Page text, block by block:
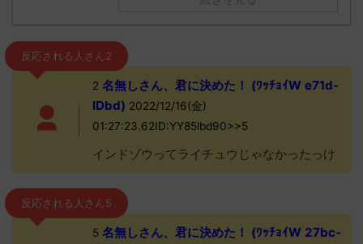
反応される人さん2
2 名無しさん、君に決めた！ (ﾜｯﾁｮｲW e71d-
lDbd) 2022/12/16(金)
01:27:23.62ID:YY85lbd90>>5
インドゾウってライチュウじゃなかったっけ
反応される人さん5
5名無しさん、君に決めた！ (ﾜｯﾁｮｲW 27bc-